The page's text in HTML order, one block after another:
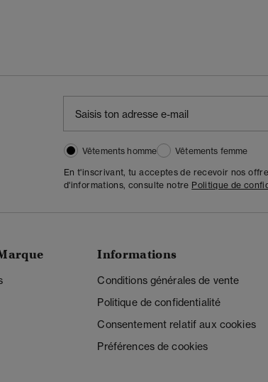
Vêtements homme
Vêtements femme
En t'inscrivant, tu acceptes de recevoir nos
d'informations, consulte notre Politique de
Informations
Conditions générales de vente
Politique de confidentialité
Consentement relatif aux cookies
Préférences de cookies